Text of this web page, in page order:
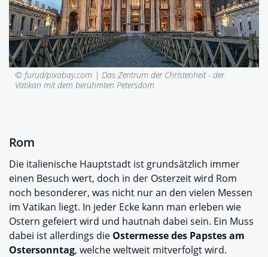
© furud/pixabay.com | Das Zentrum der Christenheit - der
Vatikan mit dem berühmten Petersdom
Rom
Die italienische Hauptstadt ist grundsätzlich immer
einen Besuch wert, doch in der Osterzeit wird Rom
noch besonderer, was nicht nur an den vielen Messen
im Vatikan liegt. In jeder Ecke kann man erleben wie
Ostern gefeiert wird und hautnah dabei sein. Ein Muss
dabei ist allerdings die Ostermesse des Papstes am
Ostersonntag, welche weltweit mitverfolgt wird.